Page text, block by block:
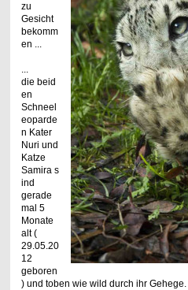
zu
Gesicht
bekomm
en ...
die beid
en
Schneel
eoparde
n Kater
Nuri und
Katze
Samira s
ind
gerade
mal 5
Monate
alt (
29.05.20
12
geboren
) und toben wie wild durch ihr Gehege.